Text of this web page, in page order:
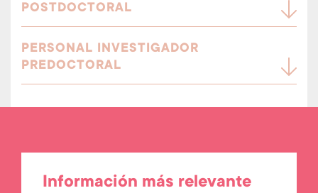
POSTDOCTORAL
PERSONAL INVESTIGADOR
PREDOCTORAL
Información más relevante